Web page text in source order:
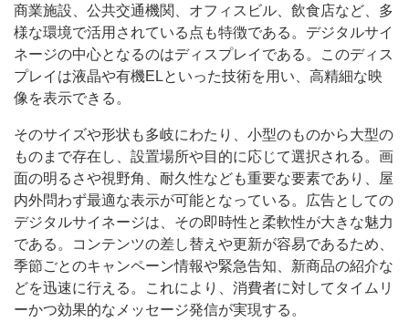
商業施設、公共交通機関、オフィスビル、飲食店など、多
様な環境で活用されている点も特徴である。デジタルサイ
ネージの中心となるのはディスプレイである。このディス
プレイは液晶や有機ELといった技術を用い、高精細な映
像を表示できる。
そのサイズや形状も多岐にわたり、小型のものから大型の
ものまで存在し、設置場所や目的に応じて選択される。画
面の明るさや視野角、耐久性なども重要な要素であり、屋
内外問わず最適な表示が可能となっている。広告としての
デジタルサイネージは、その即時性と柔軟性が大きな魅力
である。コンテンツの差し替えや更新が容易であるため、
季節ごとのキャンペーン情報や緊急告知、新商品の紹介な
どを迅速に行える。これにより、消費者に対してタイムリ
ーかつ効果的なメッセージ発信が実現する。